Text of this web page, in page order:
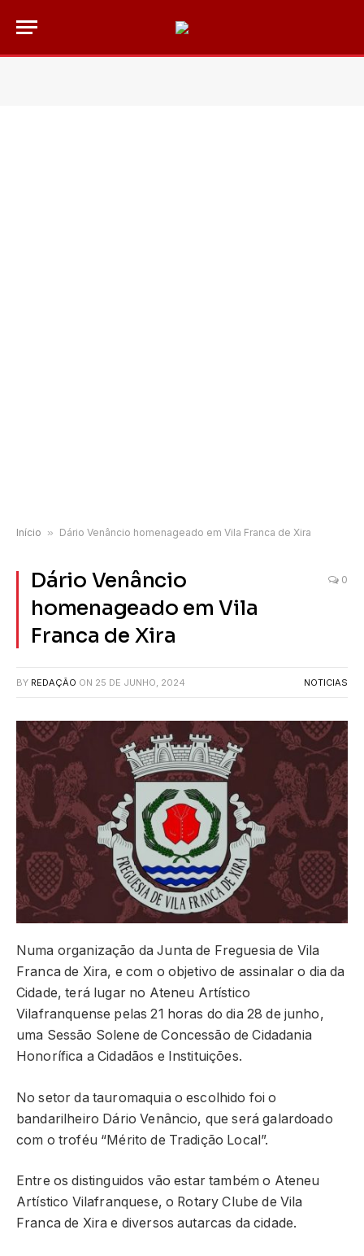
Início » Dário Venâncio homenageado em Vila Franca de Xira
Dário Venâncio
homenageado em Vila
Franca de Xira
0
BY REDAÇÃO ON 25 DE JUNHO, 2024 NOTICIAS
Numa organização da Junta de Freguesia de Vila
Franca de Xira, e com o objetivo de assinalar o dia da
Cidade, terá lugar no Ateneu Artístico
Vilafranquense pelas 21 horas do dia 28 de junho,
uma Sessão Solene de Concessão de Cidadania
Honorífica a Cidadãos e Instituições.
No setor da tauromaquia o escolhido foi o
bandarilheiro Dário Venâncio, que será galardoado
com o troféu “Mérito de Tradição Local”.
Entre os distinguidos vão estar também o Ateneu
Artístico Vilafranquese, o Rotary Clube de Vila
Franca de Xira e diversos autarcas da cidade.